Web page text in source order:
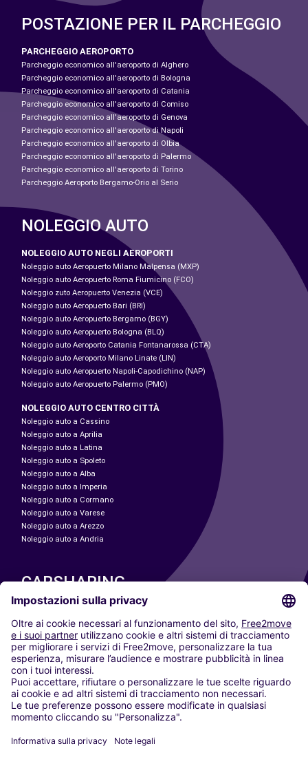
POSTAZIONE PER IL PARCHEGGIO
PARCHEGGIO AEROPORTO
Parcheggio economico all'aeroporto di Alghero
Parcheggio economico all'aeroporto di Bologna
Parcheggio economico all'aeroporto di Catania
Parcheggio economico all'aeroporto di Comiso
Parcheggio economico all'aeroporto di Genova
Parcheggio economico all'aeroporto di Napoli
Parcheggio economico all'aeroporto di Olbia
Parcheggio economico all'aeroporto di Palermo
Parcheggio economico all'aeroporto di Torino
Parcheggio Aeroporto Bergamo-Orio al Serio
NOLEGGIO AUTO
NOLEGGIO AUTO NEGLI AEROPORTI
Noleggio auto Aeropuerto Milano Malpensa (MXP)
Noleggio auto Aeropuerto Roma Fiumicino (FCO)
Noleggio zuto Aeropuerto Venezia (VCE)
Noleggio auto Aeropuerto Bari (BRI)
Noleggio auto Aeropuerto Bergamo (BGY)
Noleggio auto Aeropuerto Bologna (BLQ)
Noleggio auto Aeroporto Catania Fontanarossa (CTA)
Noleggio auto Aeroporto Milano Linate (LIN)
Noleggio auto Aeropuerto Napoli-Capodichino (NAP)
Noleggio auto Aeropuerto Palermo (PMO)
NOLEGGIO AUTO CENTRO CITTÀ
Noleggio auto a Cassino
Noleggio auto a Aprilia
Noleggio auto a Latina
Noleggio auto a Spoleto
Noleggio auto a Alba
Noleggio auto a Imperia
Noleggio auto a Cormano
Noleggio auto a Varese
Noleggio auto a Arezzo
Noleggio auto a Andria
CARSHARING
LE NOSTRE CITTÀ
Paris
Madrid
Washington DC
Milano
Roma
Torino
Vienna
Berlino
Düsseldorf